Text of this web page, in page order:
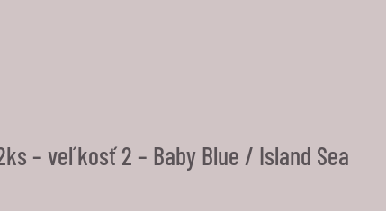
– veľkosť 2 – Baby Blue / Island Sea